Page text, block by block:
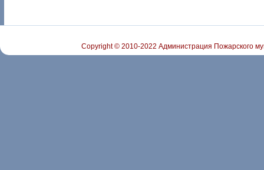
Copyright © 2010-2022 Администрация Пожарского